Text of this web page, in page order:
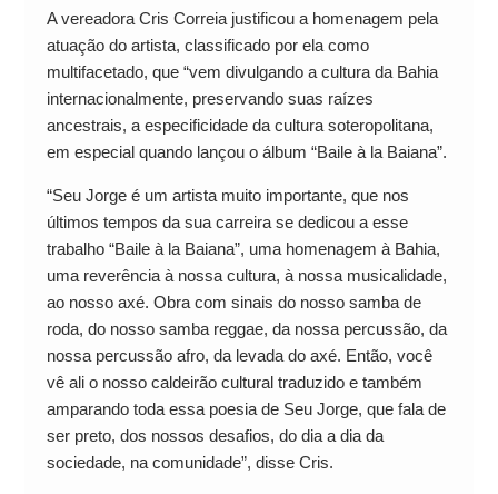
A vereadora Cris Correia justificou a homenagem pela
atuação do artista, classificado por ela como
multifacetado, que “vem divulgando a cultura da Bahia
internacionalmente, preservando suas raízes
ancestrais, a especificidade da cultura soteropolitana,
em especial quando lançou o álbum “Baile à la Baiana”.
“Seu Jorge é um artista muito importante, que nos
últimos tempos da sua carreira se dedicou a esse
trabalho “Baile à la Baiana”, uma homenagem à Bahia,
uma reverência à nossa cultura, à nossa musicalidade,
ao nosso axé. Obra com sinais do nosso samba de
roda, do nosso samba reggae, da nossa percussão, da
nossa percussão afro, da levada do axé. Então, você
vê ali o nosso caldeirão cultural traduzido e também
amparando toda essa poesia de Seu Jorge, que fala de
ser preto, dos nossos desafios, do dia a dia da
sociedade, na comunidade”, disse Cris.